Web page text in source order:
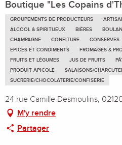
Boutique "Les Copains
GROUPEMENTS DE PRODUCTEURS
ALCOOL & SPIRITUEUX
BIÈRES
CHAMPAGNE
CONFITURE CONSERVES
EPICES ET CONDIMENTS
FROMAGES &
FRUITS ET LÉGUMES
JUS DE FRUITS
PRODUIT APICOLE
SALAISONS/
SUCRERIE/CHOCOLATERIE/CONFISERIE
24 rue Camille Desmoulins,
M'y rendre
Partager